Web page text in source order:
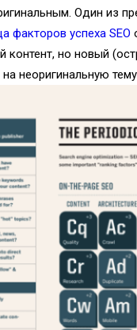
Один из
факторов успеха SEO
контент, но новый
на неоригинальную